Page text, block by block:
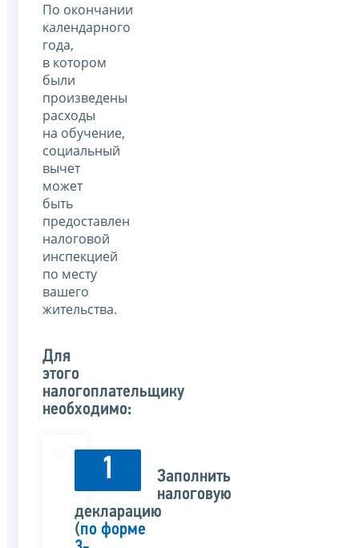
По окончании
календарного
года,
в котором
были
произведены
расходы
на обучение,
социальный
вычет
может
быть
предоставлен
налоговой
инспекцией
по месту
вашего
жительства.
Для
этого
налогоплательщику
необходимо:
1
Заполнить
налоговую
декларацию
(по форме